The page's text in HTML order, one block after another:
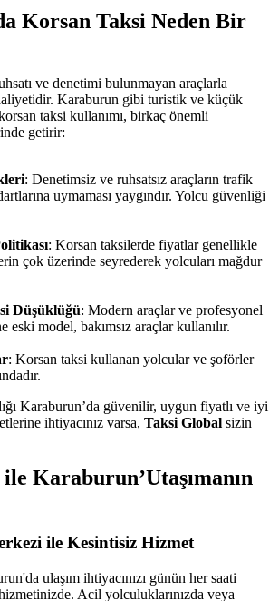
Korsan Taksi Neden Bir
ve denetimi bulunmayan araçlarla
Karaburun gibi turistik ve küçük
taksi kullanımı, birkaç önemli
getirir:
: Denetimsiz ve ruhsatsız araçların trafik
uymaması yaygındır. Yolcu güvenliği
: Korsan taksilerde fiyatlar genellikle
çok üzerinde seyrederek yolcuları mağdur
Düşüklüğü: Modern araçlar ve profesyonel
eski model, bakımsız araçlar kullanılır.
: Korsan taksi kullanan yolcular ve şoförler
Karaburun’da güvenilir, uygun fiyatlı ve iyi
ihtiyacınız varsa, Taksi Global sizin
Karaburun’Utaşımanın
ile Kesintisiz Hizmet
ulaşım ihtiyacınızı günün her saati
Acil yolculuklarınızda veya